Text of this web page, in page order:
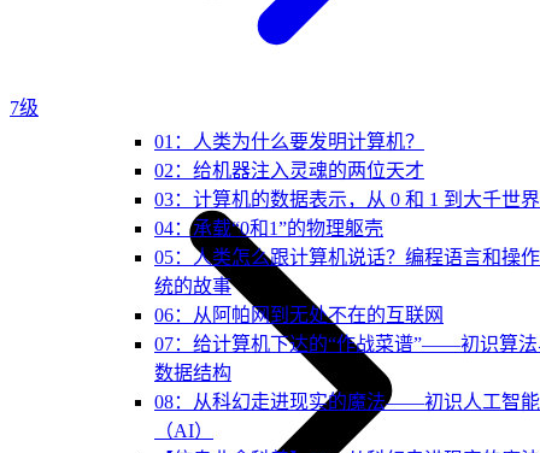
01：人类为什么要发明计算机？
02：给机器注入灵魂的两位天才
03：计算机的数据表示，从 0 和 1 到大千世界
04：承载“0和1”的物理躯壳
05：人类怎么跟计算机说话？编程语言和操
统的故事
06：从阿帕网到无处不在的互联网
07：给计算机下达的“作战菜谱”——初识算
数据结构
08：从科幻走进现实的魔法——初识人工智能
（AI）
7级